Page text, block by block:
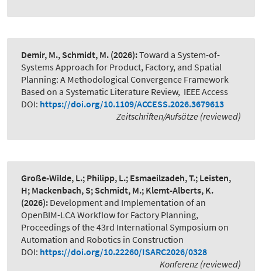
Demir, M., Schmidt, M. (2026):Toward a System-of-
Systems Approach for Product, Factory, and Spatial
Planning: A Methodological Convergence Framework
Based on a Systematic Literature Review, IEEE Access
DOI: https://doi.org/10.1109/ACCESS.2026.3679613
Zeitschriften/Aufsätze (reviewed)
Große-Wilde, L.; Philipp, L.; Esmaeilzadeh, T.; Leisten,
H; Mackenbach, S; Schmidt, M.; Klemt-Alberts, K.
(2026): Development and Implementation of an
OpenBIM-LCA Workflow for Factory Planning,
Proceedings of the 43rd International Symposium on
Automation and Robotics in Construction
DOI: https://doi.org/10.22260/ISARC2026/0328
Konferenz (reviewed)